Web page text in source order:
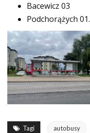
Bacewicz 03
Podchorążych 01.
Tagi autobusy